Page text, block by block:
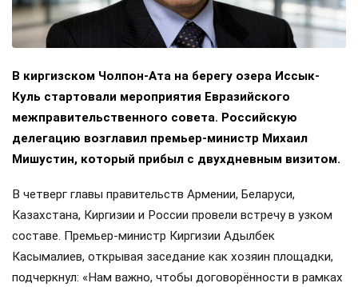
В киргизском Чолпон-Ата на берегу озера Иссык-
Куль стартовали мероприятия Евразийского
межправительственного совета. Российскую
делегацию возглавил премьер-министр Михаил
Мишустин, который прибыл с двухдневным визитом.
В четверг главы правительств Армении, Беларуси,
Казахстана, Киргизии и России провели встречу в узком
составе. Премьер-министр Киргизии Адылбек
Касымалиев, открывая заседание как хозяин площадки,
подчеркнул: «Нам важно, чтобы договорённости в рамках